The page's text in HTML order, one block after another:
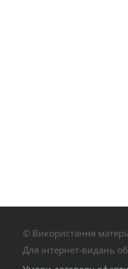
© Використання
Для інтернет-видань